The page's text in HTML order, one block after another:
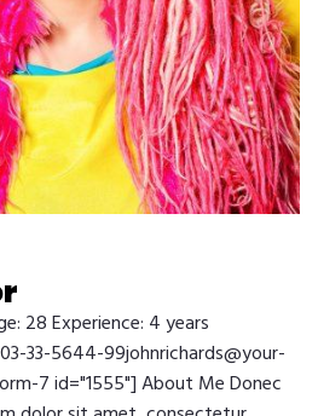
28 Experience: 4 years
33-5644-99johnrichards@your-
7 id="1555"] About Me Donec